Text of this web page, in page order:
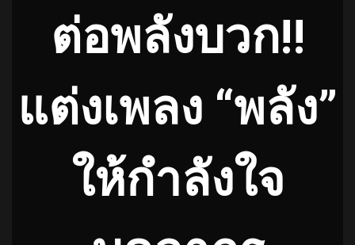
ต่อพลังบวก!!
แต่งเพลง “พลัง”
ให้กำลังใจ